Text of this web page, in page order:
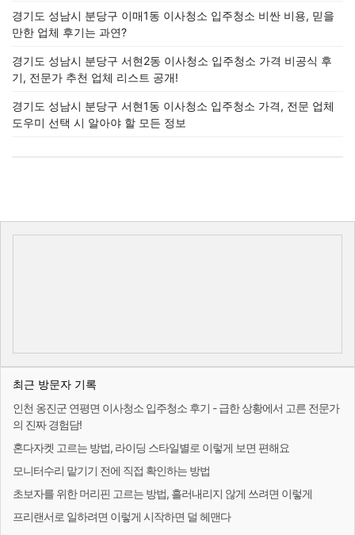
경기도 성남시 분당구 이매1동 이사청소 입주청소 비싼 비용, 믿을
만한 업체 후기는 과연?
경기도 성남시 분당구 서현2동 이사청소 입주청소 가격 비공식 후
기, 전문가 추천 업체 리스트 공개!
경기도 성남시 분당구 서현1동 이사청소 입주청소 가격, 전문 업체
도우미 선택 시 알아야 할 모든 정보
최근 방문자 기록
인천 옹진군 연평면 이사청소 입주청소 후기 - 급한 상황에서 고른 전문가
의 진짜 경험담!
혼다자켓 고르는 방법, 라이딩 스타일별로 이렇게 보면 편해요
모니터수리 맡기기 전에 직접 확인하는 방법
초보자를 위한 머리핀 고르는 방법, 흘러내리지 않게 쓰려면 이렇게
프리랜서로 일하려면 이렇게 시작하면 덜 헤맨다